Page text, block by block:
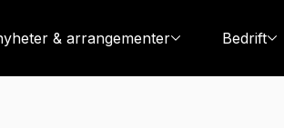
& arrangementer Bedrift